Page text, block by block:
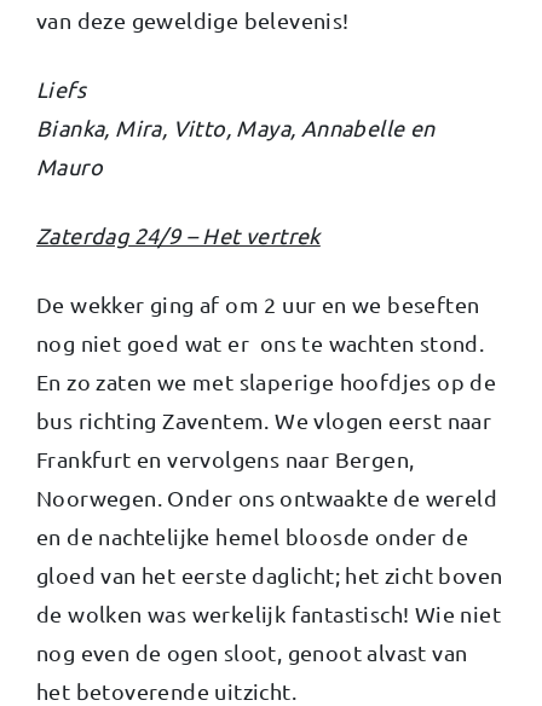
van deze geweldige belevenis!
Liefs
Bianka, Mira, Vitto, Maya, Annabelle en
Mauro
Zaterdag 24/9 – Het vertrek
De wekker ging af om 2 uur en we beseften
nog niet goed wat er ons te wachten stond.
En zo zaten we met slaperige hoofdjes op de
bus richting Zaventem. We vlogen eerst naar
Frankfurt en vervolgens naar Bergen,
Noorwegen. Onder ons ontwaakte de wereld
en de nachtelijke hemel bloosde onder de
gloed van het eerste daglicht; het zicht boven
de wolken was werkelijk fantastisch! Wie niet
nog even de ogen sloot, genoot alvast van
het betoverende uitzicht.